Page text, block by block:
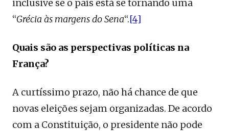
inclusive se o país está se tornando uma
“Grécia às margens do Sena“.[4]
Quais são as perspectivas políticas na
França?
A curtíssimo prazo, não há chance de que
novas eleições sejam organizadas. De acordo
com a Constituição, o presidente não pode